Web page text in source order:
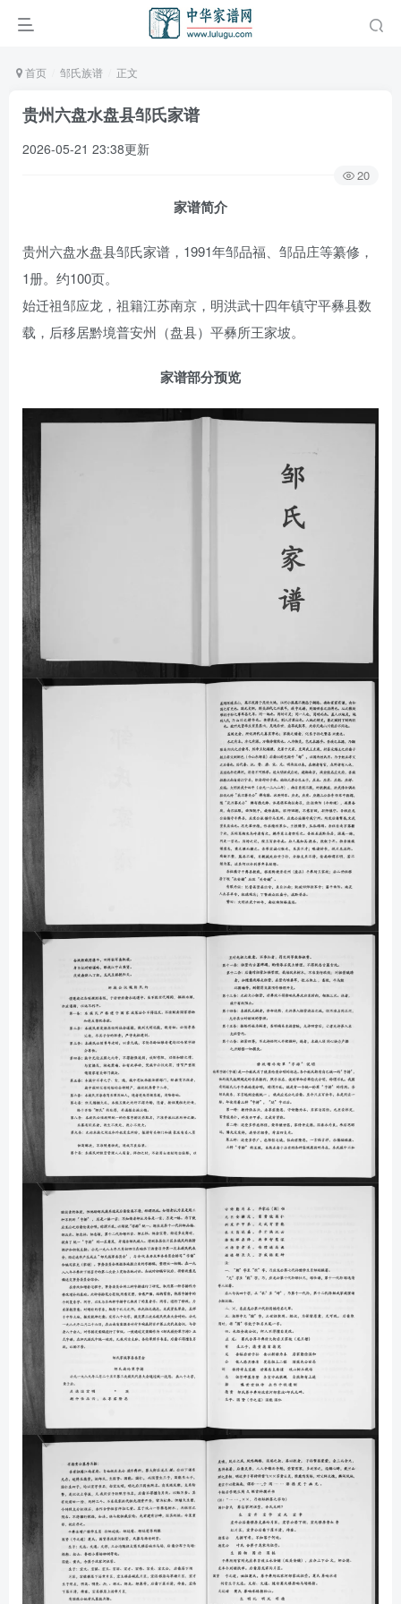
首页 邹氏族谱 正文
贵州六盘水盘县邹氏家谱
2026-05-21 23:38更新
20
家谱简介
贵州六盘水盘县邹氏家谱，1991年邹品福、邹品庄等纂修，
1册。约100页。
始迁祖邹应龙，祖籍江苏南京，明洪武十四年镇守平彝县数
载，后移居黔境普安州（盘县）平彝所王家坡。
家谱部分预览